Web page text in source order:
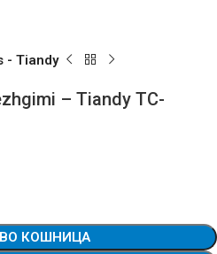
- Tiandy
– Tiandy TC-
КОШНИЦА